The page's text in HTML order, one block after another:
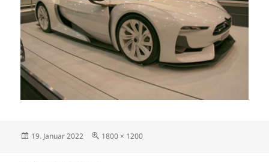
Veröffentlicht
19. Januar 2022 Originalgröße
1800 × 1200